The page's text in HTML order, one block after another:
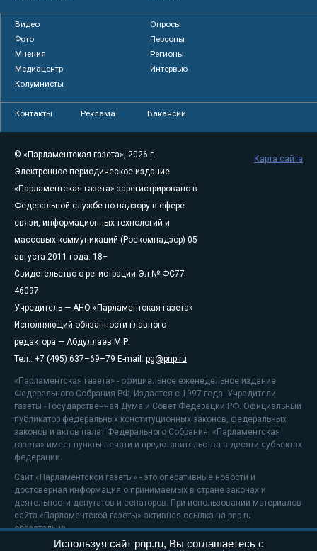
Видео
Опросы
Фото
Персоны
Мнения
Регионы
Медиацентр
Интервью
Колумнисты
Контакты Реклама Вакансии
© «Парламентская газета», 2026 г.
Электронное периодическое издание
«Парламентская газета» зарегистрировано в
Федеральной службе по надзору в сфере
связи, информационных технологий и
массовых коммуникаций (Роскомнадзор) 05
августа 2011 года. 18+
Свидетельство о регистрации Эл № ФС77-
46097
Учредитель — АНО «Парламентская газета»
Исполняющий обязанности главного
редактора — Абдуллаев М.Р.
Тел.: +7 (495) 637–69–79 E-mail: pg@pnp.ru
«Парламентская газета» - официальное еженедельное издание
Федерального Собрания РФ. Издается с 1997 года. Учредители
газеты - Государственная Дума и Совет Федерации РФ. Официальный
публикатор федеральных конституционных законов, федеральных
законов и актов палат Федерального Собрания. «Парламентская
газета» имеет пункты печати и представительства в десяти субъектах
федерации.
Сайт «Парламентской газеты» - это оперативные новости и
достоверная информация о принимаемых в стране законах и
деятельности депутатов и сенаторов. При использовании материалов
сайта «Парламентской газеты» активная ссылка на pnp.ru
обязательна.
На информационном ресурсе применяютсярекомендательные
Карта сайта
Используя сайт pnp.ru, Вы соглашаетесь с